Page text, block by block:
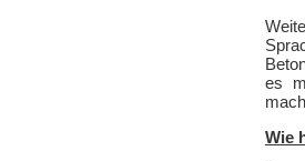
es
Wie